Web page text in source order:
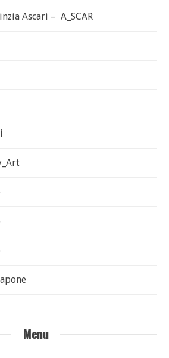
Ascari – A_SCAR
Menu